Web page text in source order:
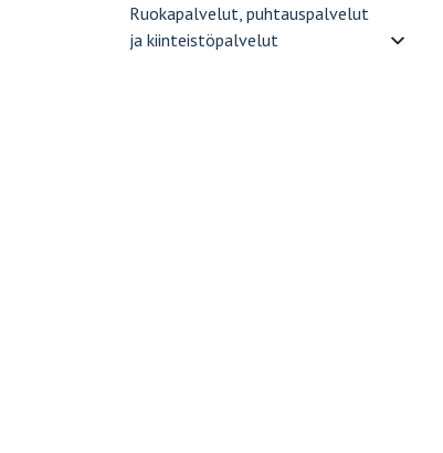
Ruokapalvelut, puhtauspalvelut
ja kiinteistöpalvelut